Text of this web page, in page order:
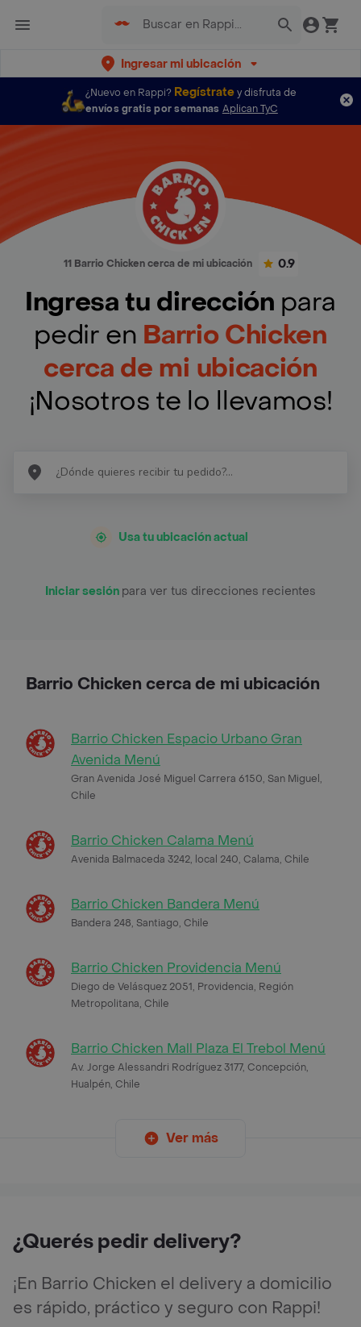
Ingresar mi ubicación
¿Nuevo en Rappi? Regístratey disfruta de
envíos gratis por semanas Aplican TyC
11 Barrio Chicken cerca de mi ubicación 0.9
Ingresa tu dirección para
pedir en Barrio Chicken
cerca de mi ubicación
¡Nosotros te lo llevamos!
Usa tu ubicación actual
Iniciar sesión para ver tus direcciones recientes
Barrio Chicken cerca de mi ubicación
Barrio Chicken Espacio Urbano Gran
Avenida Menú
Gran Avenida José Miguel Carrera 6150, San Miguel,
Chile
Barrio Chicken Calama Menú
Avenida Balmaceda 3242, local 240, Calama, Chile
Barrio Chicken Bandera Menú
Bandera 248, Santiago, Chile
Barrio Chicken Providencia Menú
Diego de Velásquez 2051, Providencia, Región
Metropolitana, Chile
Barrio Chicken Mall Plaza El Trebol Menú
Av. Jorge Alessandri Rodríguez 3177, Concepción,
Hualpén, Chile
Ver más
¿Querés pedir delivery?
¡En Barrio Chicken el delivery a domicilio
es rápido, práctico y seguro con Rappi!